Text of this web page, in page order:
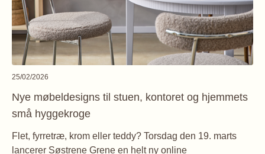
25/02/2026
Nye møbeldesigns til stuen, kontoret og hjemmets
små hyggekroge
Flet, fyrretræ, krom eller teddy? Torsdag den 19. marts
lancerer Søstrene Grene en helt ny online